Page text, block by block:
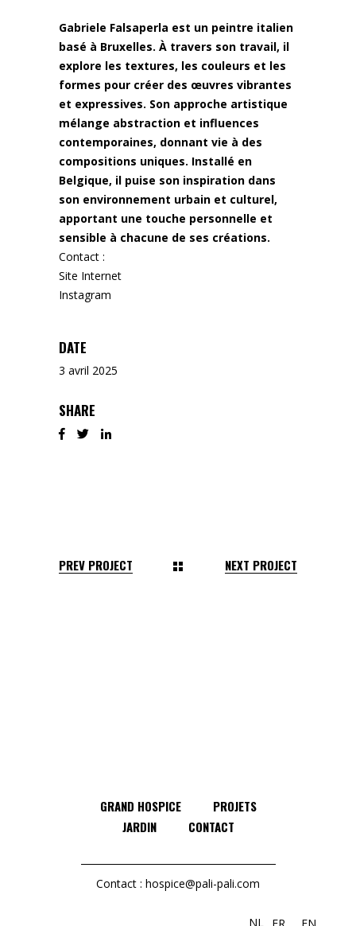
Gabriele Falsaperla est un peintre italien
basé à Bruxelles. À travers son travail, il
explore les textures, les couleurs et les
formes pour créer des œuvres vibrantes
et expressives. Son approche artistique
mélange abstraction et influences
contemporaines, donnant vie à des
compositions uniques. Installé en
Belgique, il puise son inspiration dans
son environnement urbain et culturel,
apportant une touche personnelle et
sensible à chacune de ses créations.
Contact :
Site Internet
Instagram
DATE
3 avril 2025
SHARE
PREV PROJECT NEXT PROJECT
GRAND HOSPICE
PROJETS
JARDIN
CONTACT
Contact : hospice@pali-pali.com
NL